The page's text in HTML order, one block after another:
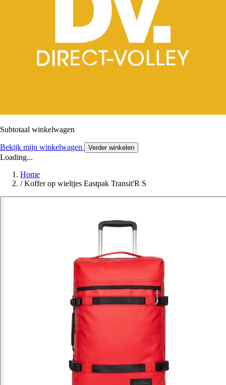
Subtotaal winkelwagen
Bekijk mijn winkelwagen Verder winkelen
Loading...
Home
/ Koffer op wieltjes Eastpak Transit'R S